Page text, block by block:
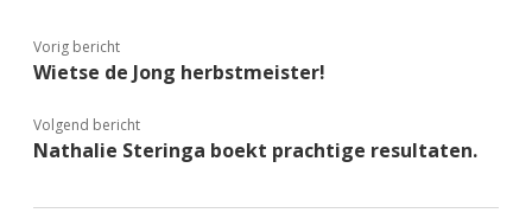
Vorig bericht
Wietse de Jong herbstmeister!
Volgend bericht
Nathalie Steringa boekt prachtige resultaten.